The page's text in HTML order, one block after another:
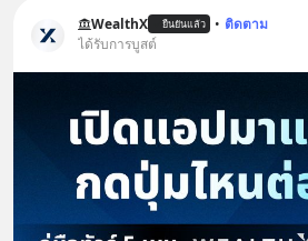
WealthX ยืนยันแล้ว • ติดตาม
ได้รับการบูสต์